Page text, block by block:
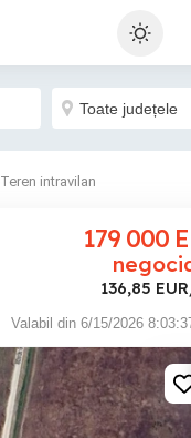
Teren intravilan
179 000
136,85
Valabil din 6/15/2026